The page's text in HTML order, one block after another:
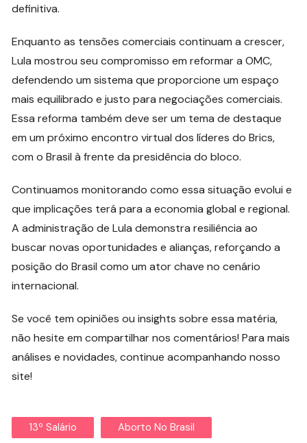
definitiva.
Enquanto as tensões comerciais continuam a crescer,
Lula mostrou seu compromisso em reformar a OMC,
defendendo um sistema que proporcione um espaço
mais equilibrado e justo para negociações comerciais.
Essa reforma também deve ser um tema de destaque
em um próximo encontro virtual dos líderes do Brics,
com o Brasil à frente da presidência do bloco.
Continuamos monitorando como essa situação evolui e
que implicações terá para a economia global e regional.
A administração de Lula demonstra resiliência ao
buscar novas oportunidades e alianças, reforçando a
posição do Brasil como um ator chave no cenário
internacional.
Se você tem opiniões ou insights sobre essa matéria,
não hesite em compartilhar nos comentários! Para mais
análises e novidades, continue acompanhando nosso
site!
13º Salário Aborto No Brasil